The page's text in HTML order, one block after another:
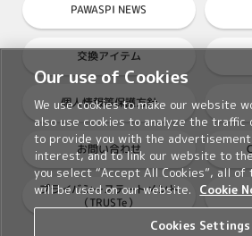
PAWASPI NEWS
交換アイテム
個人情報等保護方針
お問い合わせ
プライバシーステートメント
（TRUSTe）
Our use of Cookies
We use cookies to make our website
also use cookies to analyze the traffic
to provide you with the
interest, and to link our website to
you select “Accept All Cookies”, all of
will be used on our website.
Cookie
Cookies Settings